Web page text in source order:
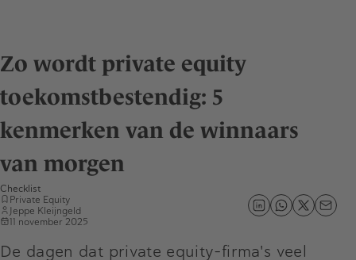
Zo wordt private equity
toekomstbestendig: 5
kenmerken van de winnaars
van morgen
Checklist
Private Equity
Jeppe Kleijngeld
11 november 2025
De dagen dat private equity-firma's veel